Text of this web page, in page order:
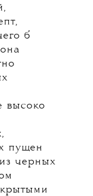
б
высоко
пущен
черных